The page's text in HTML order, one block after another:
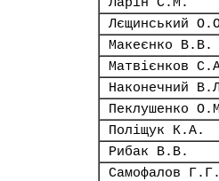
Лєщинський
Макеєнко В.В.
Матвієнков
Наконечний
Пеклушенко
Поліщук К.А.
Рибак В.В.
Самофалов Г.Г.